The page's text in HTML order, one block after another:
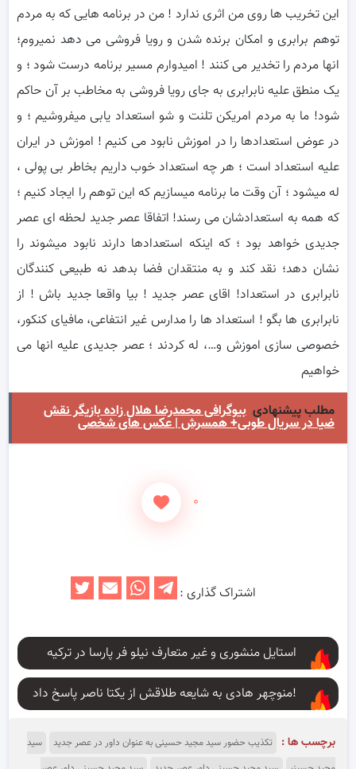
این تخریب ها روی من اثری ندارد ! من در برنامه هایی که به مردم
توهم برابری ‌و امکان برنده شدن و ‌رویا فروشی می دهد نمیروم؛
انها مردم را تخدیر می کنند ! امیدوارم مسیر برنامه درست شود ؛ و
یک منطق علیه نابرابری به جای رویا فروشی به مخاطب بر آن حاکم
شود! ما به مردم امریکن تلنت و شو استعداد یابی میفروشیم ؛ و
در عوض استعدادها را در اموزش نابود می کنیم ! اموزش در ایران
علیه استعداد است ؛ هر چه استعداد خوب داریم بخاطر بی پولی ،
له میشود ؛ آن وقت ما برنامه میسازیم که این توهم را ایجاد کنیم ؛
که همه به استعدادشان می رسند! اتفاقا عصر جدید لحظه ای عصر
جدیدی خواهد بود ؛ که اینکه استعدادها دارند نابود میشوند را
نشان دهد؛ نقد کند و به منتقدان فضا بدهد نه طبیعی کنندگان
نابرابری در استعداد! اقای عصر جدید ! بیا واقعا جدید باش ! از
نابرابری ها بگو ! استعداد ها را مدارس غیر انتفاعی، مافیای کنکور،
خصوصی سازی اموزش و…، له کردند ؛ عصر جدیدی علیه انها می
خواهیم
مطلب پیشنهادی بیوگرافی محمدرضا هلال زاده بازیگر نقش
ضیا در سریال طوبی+ همسرش | عکس های شخصی
۰
اشتراک گذاری :
استایل منشوری و غیر متعارف نیلو فر پارسا در ترکیه
منوچهر هادی به شایعه طلاقش از یکتا ناصر پاسخ داد!
برچسب ها : تکذیب حضور سید مجید حسینی به عنوان داور در عصر جدید
سید